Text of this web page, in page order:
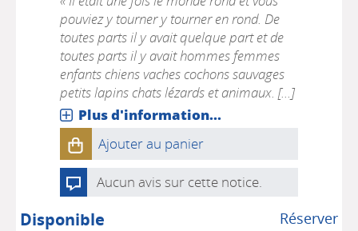
pouviez y tourner y tourner en rond. De
toutes parts il y avait quelque part et de
toutes parts il y avait hommes femmes
enfants chiens vaches cochons sauvages
petits lapins chats lézards et animaux. [...]
Plus d'information...
Ajouter au panier
Aucun avis sur cette notice.
Réserver
Disponible